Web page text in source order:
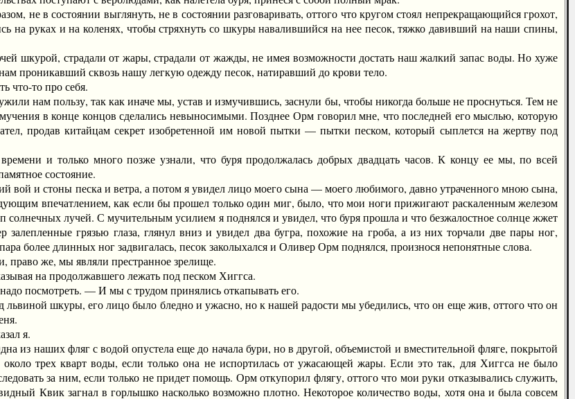
не в состоянии выглянуть, не в состоянии разговаривать, оттого что кругом стоял непрекращающийся грохот,
на руках и на коленях, чтобы стряхнуть со шкуры навалившийся на нее песок, тяжко давивший на наши спины,
страдали от жары, страдали от жажды, не имея возможности достать наш жалкий запас воды. Но хуже
проникавший сквозь нашу легкую одежду песок, натиравший до крови тело.
что-то про себя.
нам пользу, так как иначе мы, устав и измучившись, заснули бы, чтобы никогда больше не проснуться. Тем не
в конце концов сделались невыносимыми. Позднее Орм говорил мне, что последней его мыслью, которую
продав китайцам секрет изобретенной им новой пытки — пытки песком, который сыплется на жертву под
и только много позже узнали, что буря продолжалась добрых двадцать часов. К концу ее мы, по всей
состояние.
и стоны песка и ветра, а потом я увидел лицо моего сына — моего любимого, давно утраченного мною сына,
впечатлением, как если бы прошел только один миг, было, что мои ноги прижигают раскаленным железом
солнечных лучей. С мучительным усилием я поднялся и увидел, что буря прошла и что безжалостное солнце жжет
грязью глаза, глянул вниз и увидел два бугра, похожие на гроба, а из них торчали две пары ног,
более длинных ног задвигалась, песок заколыхался и Оливер Орм поднялся, произнося непонятные слова.
же, мы являли престранное зрелище.
на продолжавшего лежать под песком Хиггса.
посмотреть. — И мы с трудом принялись откапывать его.
шкуры, его лицо было бледно и ужасно, но к нашей радости мы убедились, что он еще жив, оттого что он
я.
из наших фляг с водой опустела еще до начала бури, но в другой, объемистой и вместительной фляге, покрытой
трех кварт воды, если только она не испортилась от ужасающей жары. Если это так, для Хиггса не было
за ним, если только не придет помощь. Орм откупорил флягу, оттого что мои руки отказывались служить,
Квик загнал в горлышко насколько возможно плотно. Некоторое количество воды, хотя она и была совсем